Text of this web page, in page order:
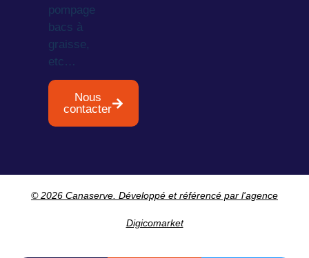
pompage
bacs à
graisse,
etc…
Nous
contacter
© 2026 Canaserve. Développé et référencé par l'agence
Digicomarket